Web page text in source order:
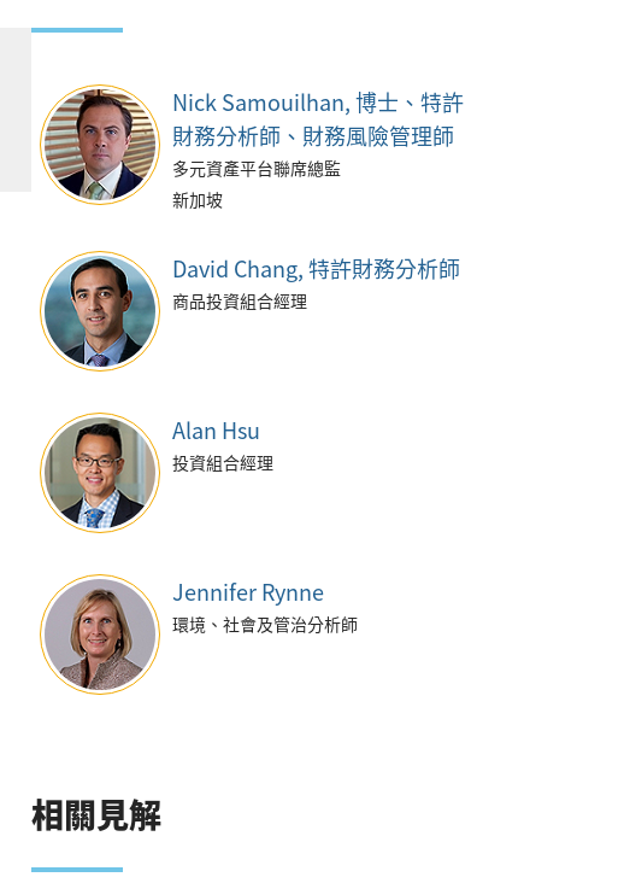
Nick Samouilhan, 博士、特許
財務分析師、財務風險管理師
多元資產平台聯席總監
新加坡
David Chang, 特許財務分析師
商品投資組合經理
Alan Hsu
投資組合經理
Jennifer Rynne
環境、社會及管治分析師
相關見解